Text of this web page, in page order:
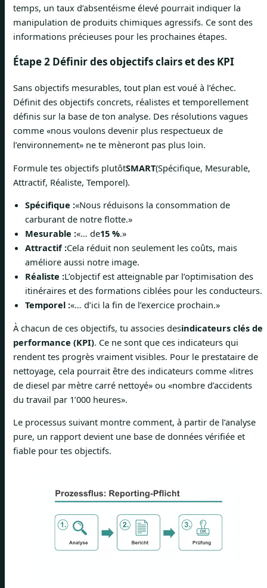
temps, un taux d’absentéisme élevé pourrait indiquer la
manipulation de produits chimiques agressifs. Ce sont des
informations précieuses pour les prochaines étapes.
Étape 2 Définir des objectifs clairs et des KPI
Sans objectifs mesurables, tout plan est voué à l’échec.
Définit des objectifs concrets, réalistes et temporellement
définis sur la base de ton analyse. Des résolutions vagues
comme «nous voulons devenir plus respectueux de
l’environnement» ne te mèneront pas plus loin.
Formule tes objectifs plutôtSMART(Spécifique, Mesurable,
Attractif, Réaliste, Temporel).
Spécifique :«Nous réduisons la consommation de
carburant de notre flotte.»
Mesurable :«… de15 %.»
Attractif :Cela réduit non seulement les coûts, mais
améliore aussi notre image.
Réaliste :L’objectif est atteignable par l’optimisation des
itinéraires et des formations ciblées pour les conducteurs.
Temporel :«… d’ici la fin de l’exercice prochain.»
À chacun de ces objectifs, tu associes desindicateurs clés de
performance (KPI). Ce ne sont que ces indicateurs qui
rendent tes progrès vraiment visibles. Pour le prestataire de
nettoyage, cela pourrait être des indicateurs comme «litres
de diesel par mètre carré nettoyé» ou «nombre d’accidents
du travail par 1’000 heures».
Le processus suivant montre comment, à partir de l’analyse
pure, un rapport devient une base de données vérifiée et
fiable pour tes objectifs.